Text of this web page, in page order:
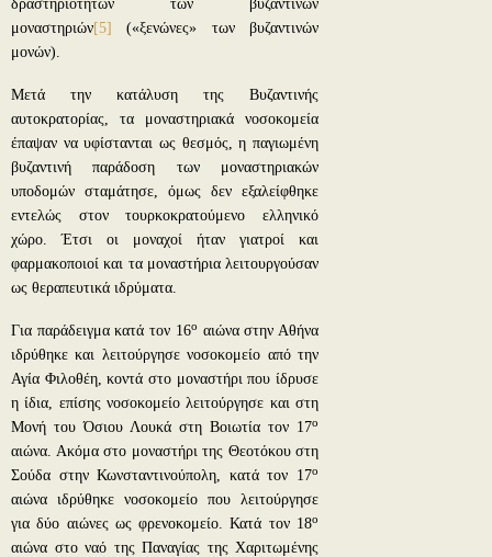
δραστηριοτήτων των βυζαντινών
μοναστηριών[5]
(«ξενώνες» των βυζαντινών
μονών).
Μετά την κατάλυση της Βυζαντινής
αυτοκρατορίας, τα μοναστηριακά νοσοκομεία
έπαψαν να υφίστανται ως θεσμός, η παγιωμένη
βυζαντινή παράδοση των μοναστηριακών
υποδομών σταμάτησε, όμως δεν εξαλείφθηκε
εντελώς στον τουρκοκρατούμενο ελληνικό
χώρο. Έτσι οι μοναχοί ήταν γιατροί και
φαρμακοποιοί και τα μοναστήρια λειτουργούσαν
ως θεραπευτικά ιδρύματα.
Για παράδειγμα κατά τον 16ο αιώνα στην Αθήνα
ιδρύθηκε και λειτούργησε νοσοκομείο από την
Αγία Φιλοθέη, κοντά στο μοναστήρι που ίδρυσε
η ίδια, επίσης νοσοκομείο λειτούργησε και στη
Μονή του Όσιου Λουκά στη Βοιωτία τον 17ο
αιώνα. Ακόμα στο μοναστήρι της Θεοτόκου στη
Σούδα στην Κωνσταντινούπολη, κατά τον 17ο
αιώνα ιδρύθηκε νοσοκομείο που λειτούργησε
για δύο αιώνες ως φρενοκομείο. Κατά τον 18ο
αιώνα στο ναό της Παναγίας της Χαριτωμένης